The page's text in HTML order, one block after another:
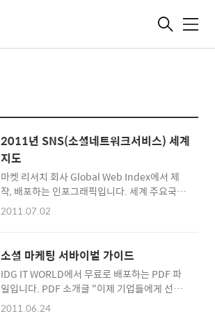
메
2011년 SNS(소셜네트워크서비스) 세계
지도
마켓 리서치 회사 Global Web Index에서 제
작, 배포하는 인포그래픽입니다. 세계 주요국들
이 어떤 방식으로 소셜네트워크서비스를 사용
람들(Active Social Networkers)의 규모를 보
여주며 이들을 다시 세가지 행동 그룹으로 나눴
습니다. Messagers and Mailers, Content
Sharers, Joiners and Creators of Groups
입니다. 제작자의 말을 빌리자면 이 데이터가 소
2011.07.02
소셜 마케팅 서바이벌 가이드
IDG IT WORLD에서 무료로 배포하는 PDF 파
일입니다. PDF 소개글 "이제 기업들에게 선택
이 아니라 필수로 자리잡은 소셜 미디어 마케팅.
2011.06.24